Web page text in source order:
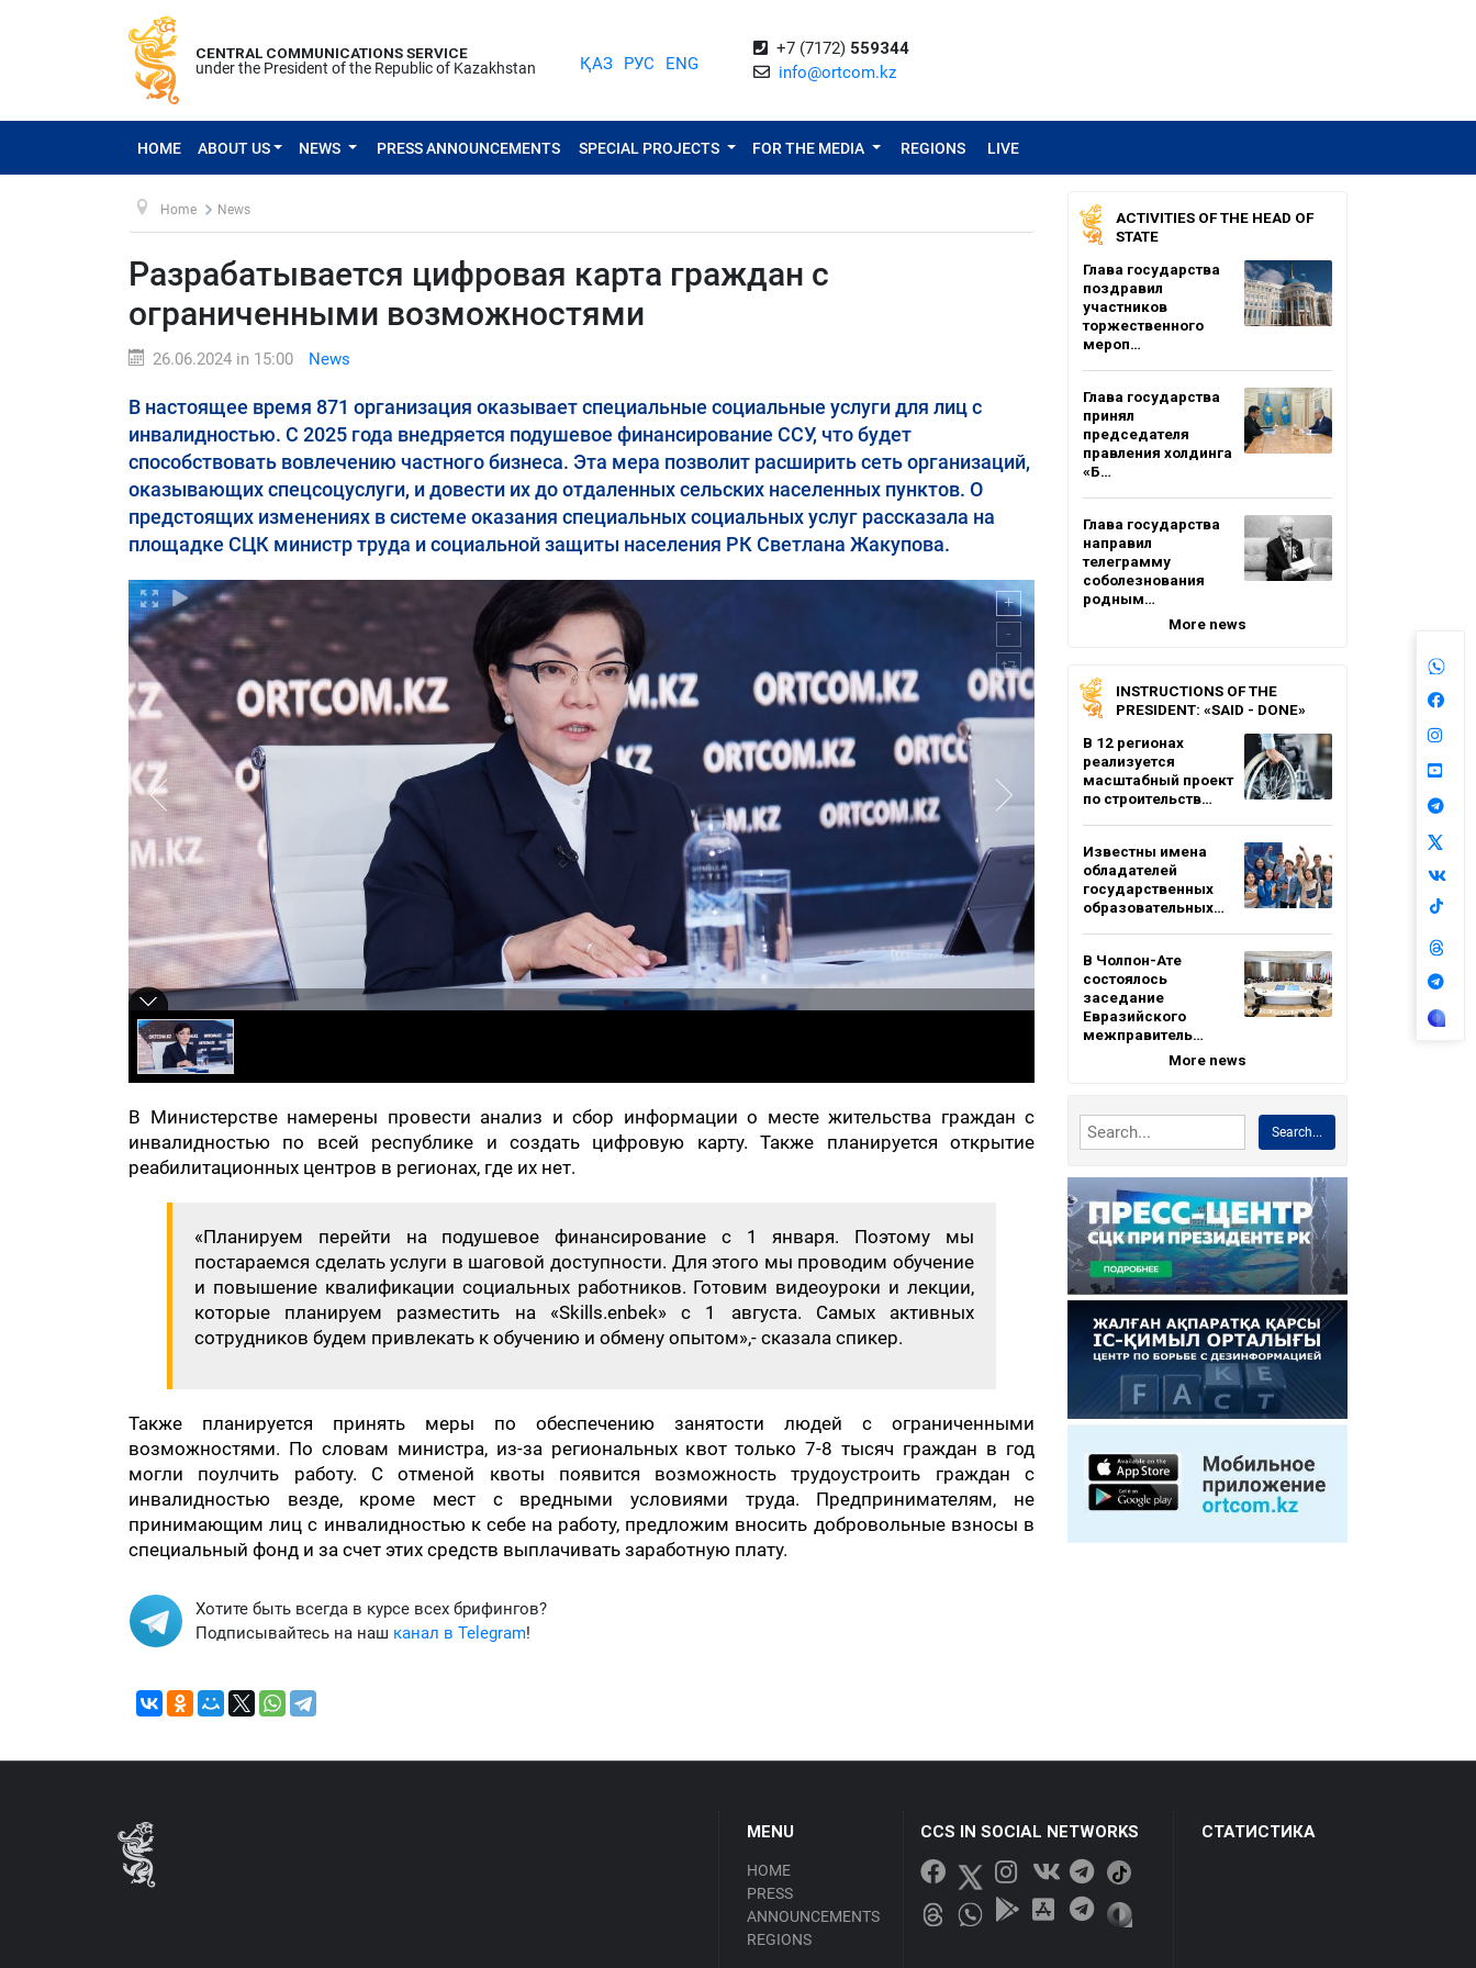
CENTRAL COMMUNICATIONS SERVICE
under the President of the Republic of Kazakhstan
ҚАЗ РУС ENG
+7 (7172) 559344
info@ortcom.kz
HOME ABOUT US NEWS PRESS ANNOUNCEMENTS SPECIAL PROJECTS FOR THE MEDIA REGIONS LIVE
Home News
Разрабатывается цифровая карта граждан с
ограниченными возможностями
26.06.2024 in 15:00 News
В настоящее время 871 организация оказывает специальные социальные услуги для лиц с
инвалидностью. С 2025 года внедряется подушевое финансирование ССУ, что будет
способствовать вовлечению частного бизнеса. Эта мера позволит расширить сеть организаций,
оказывающих спецсоцуслуги, и довести их до отдаленных сельских населенных пунктов. О
предстоящих изменениях в системе оказания специальных социальных услуг рассказала на
площадке СЦК министр труда и социальной защиты населения РК Светлана Жакупова.
В Министерстве намерены провести анализ и сбор информации о месте жительства граждан с
инвалидностью по всей республике и создать цифровую карту. Также планируется открытие
реабилитационных центров в регионах, где их нет.
«Планируем перейти на подушевое финансирование с 1 января. Поэтому мы
постараемся сделать услуги в шаговой доступности. Для этого мы проводим обучение
и повышение квалификации социальных работников. Готовим видеоуроки и лекции,
которые планируем разместить на «Skills.enbek» с 1 августа. Самых активных
сотрудников будем привлекать к обучению и обмену опытом»,- сказала спикер.
Также планируется принять меры по обеспечению занятости людей с ограниченными
возможностями. По словам министра, из-за региональных квот только 7-8 тысяч граждан в год
могли поулчить работу. С отменой квоты появится возможность трудоустроить граждан с
инвалидностью везде, кроме мест с вредными условиями труда. Предпринимателям, не
принимающим лиц с инвалидностью к себе на работу, предложим вносить добровольные взносы в
специальный фонд и за счет этих средств выплачивать заработную плату.
Хотите быть всегда в курсе всех брифингов?
Подписывайтесь на наш канал в Telegram!
ACTIVITIES OF THE HEAD OF
STATE
Глава государства
поздравил
участников
торжественного
мероп…
Глава государства
принял
председателя
правления холдинга
«Б…
Глава государства
направил
телеграмму
соболезнования
родным…
More news
INSTRUCTIONS OF THE
PRESIDENT: «SAID - DONE»
В 12 регионах
реализуется
масштабный проект
по строительств…
Известны имена
обладателей
государственных
образовательных…
В Чолпон-Ате
состоялось
заседание
Евразийского
межправитель…
More news
Search...
MENU
HOME
PRESS
ANNOUNCEMENTS
REGIONS
CCS IN SOCIAL NETWORKS СТАТИСТИКА